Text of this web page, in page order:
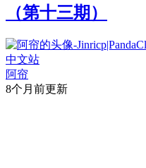
（第十三期）
阿帘
8个月前更新